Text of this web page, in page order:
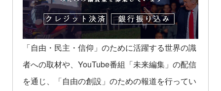
「自由・民主・信仰」のために活躍する世界の識
者への取材や、YouTube番組「未来編集」の配信
を通じ、「自由の創設」のための報道を行ってい